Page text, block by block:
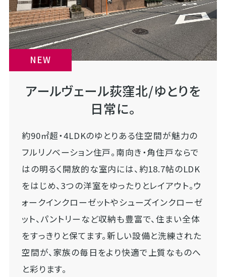
NEW
アールヴェール荻窪北/ゆとりを
日常に。
約90㎡超・4LDKのゆとりある住空間が魅力の
フルリノベーション住戸。南向き・角住戸ならで
はの明るく開放的な室内には、約18.7帖のLDK
をはじめ、3つの洋室をゆったりとレイアウト。ウ
ォークインクローゼットやシューズインクローゼ
ット、パントリーなど収納も豊富で、住まい全体
をすっきりと保てます。新しい設備と洗練された
空間が、家族の毎日をより快適で上質なものへ
と彩ります。